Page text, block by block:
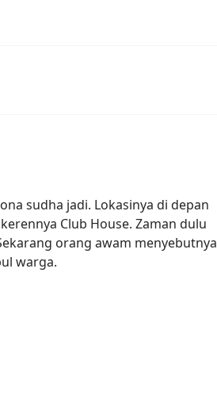
sudha jadi. Lokasinya di depan
kerennya Club House. Zaman dulu
orang awam menyebutnya
warga.